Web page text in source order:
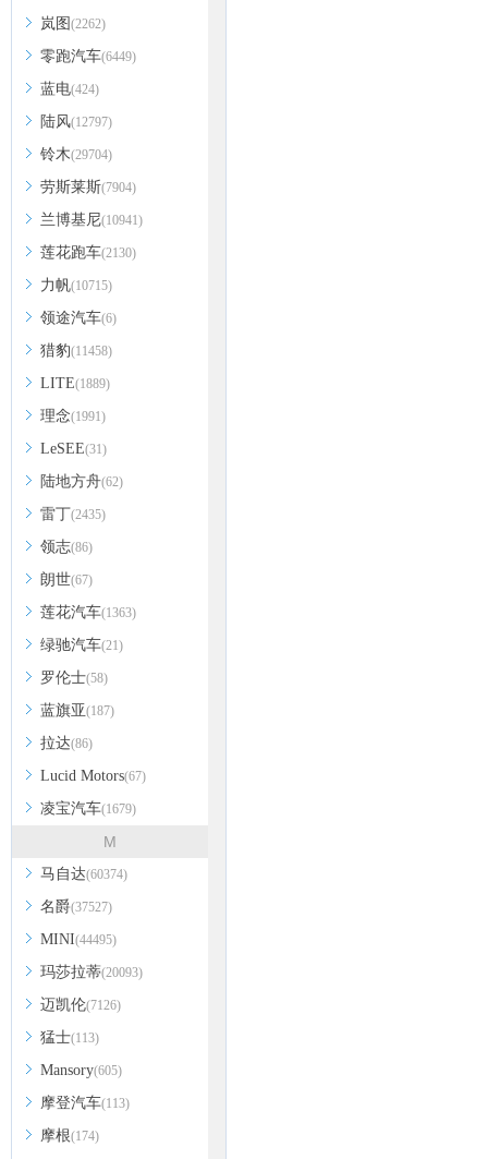
岚图 (2262)
零跑汽车(6449)
蓝电(424)
陆风(12797)
铃木(29704)
劳斯莱斯(7904)
兰博基尼(10941)
莲花跑车(2130)
力帆(10715)
领途汽车(6)
猎豹(11458)
LITE(1889)
理念(1991)
LeSEE(31)
陆地方舟(62)
雷丁(2435)
领志(86)
朗世(67)
莲花汽车(1363)
绿驰汽车(21)
罗伦士(58)
蓝旗亚(187)
拉达(86)
Lucid Motors(67)
凌宝汽车(1679)
M
马自达(60374)
名爵(37527)
MINI(44495)
玛莎拉蒂(20093)
迈凯伦(7126)
猛士(113)
Mansory(605)
摩登汽车(113)
摩根(174)